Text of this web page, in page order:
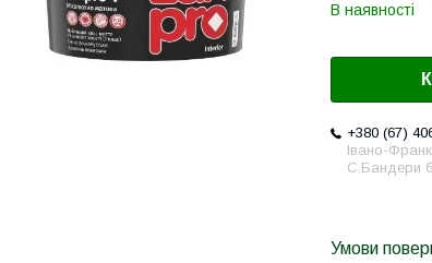
В наявності
+380 (67)
Івано-
С.Бандери